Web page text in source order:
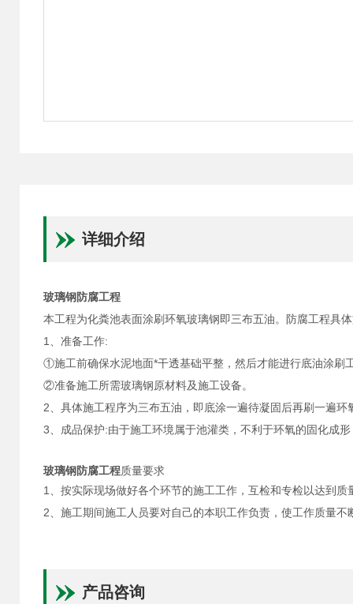
详细介绍
玻璃钢防腐工程
本工程为化粪池表面涂刷环氧玻璃钢即三布五油。防腐工程具
1、准备工作:
①施工前确保水泥地面*干透基础平整，然后才能进行底油涂刷
②准备施工所需玻璃钢原材料及施工设备。
2、具体施工程序为三布五油，即底涂一遍待凝固后再刷一遍
3、成品保护:由于施工环境属于池灌类，不利于环氧的固化成
玻璃钢防腐工程质量要求
1、按实际现场做好各个环节的施工工作，互检和专检以达到质
2、施工期间施工人员要对自己的本职工作负责，使工作质量不
产品咨询